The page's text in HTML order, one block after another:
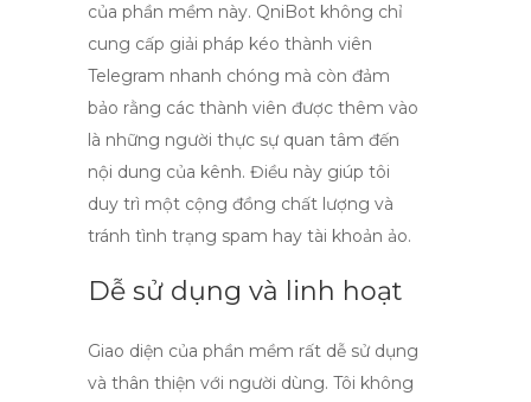
của phần mềm này. QniBot không chỉ
cung cấp giải pháp kéo thành viên
Telegram nhanh chóng mà còn đảm
bảo rằng các thành viên được thêm vào
là những người thực sự quan tâm đến
nội dung của kênh. Điều này giúp tôi
duy trì một cộng đồng chất lượng và
tránh tình trạng spam hay tài khoản ảo.
Dễ sử dụng và linh hoạt
Giao diện của phần mềm rất dễ sử dụng
và thân thiện với người dùng. Tôi không